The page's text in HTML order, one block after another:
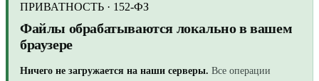
ПРИВАТНОСТЬ · 152-ФЗ
Файлы обрабатываются локально в вашем
браузере
Ничего не загружается на наши серверы. Все операции